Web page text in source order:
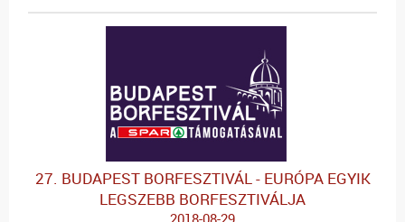
27. BUDAPEST BORFESZTIVÁL - EURÓPA EGYIK
LEGSZEBB BORFESZTIVÁLJA